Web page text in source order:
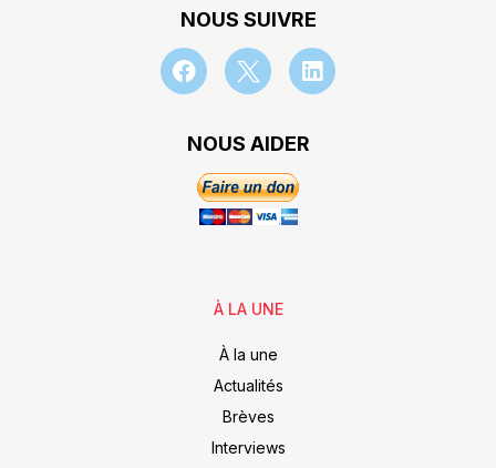
NOUS SUIVRE
NOUS AIDER
À LA UNE
À la une
Actualités
Brèves
Interviews